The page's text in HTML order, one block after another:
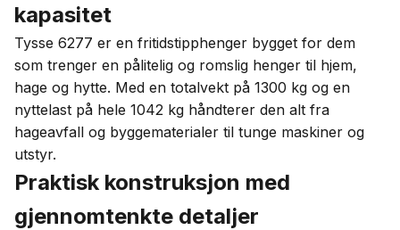
kapasitet
Tysse 6277 er en fritidstipphenger bygget for dem
som trenger en pålitelig og romslig henger til hjem,
hage og hytte. Med en totalvekt på 1300 kg og en
nyttelast på hele 1042 kg håndterer den alt fra
hageavfall og byggematerialer til tunge maskiner og
utstyr.
Praktisk konstruksjon med
gjennomtenkte detaljer